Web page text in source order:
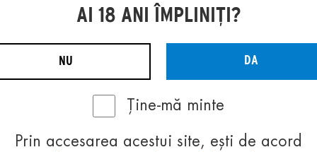
AI 18 ANI ÎMPLINIȚI?
NU DA
Ține-mă minte
Prin accesarea acestui site, ești de acord